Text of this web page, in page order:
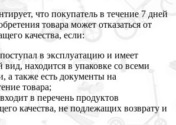
что покупатель в течение 7 дней
товара может отказаться от
качества, если:
в эксплуатацию и имеет
вид, находится в упаковке со всеми
а также есть документы на
товара;
в перечень продуктов
качества, не подлежащих возврату и